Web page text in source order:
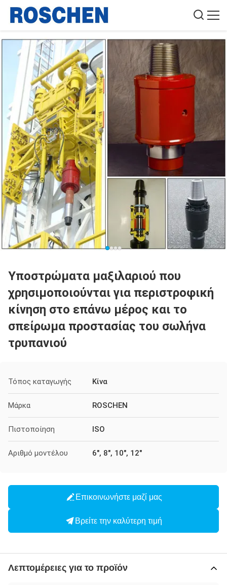
Υποστρώματα μαξιλαριού που
χρησιμοποιούνται για περιστροφική
κίνηση στο επάνω μέρος και το
σπείρωμα προστασίας του σωλήνα
τρυπανιού
Τόπος καταγωγής Κίνα
Μάρκα ROSCHEN
Πιστοποίηση ISO
Αριθμό μοντέλου 6", 8", 10", 12"
Επικοινωνήστε μαζί μας
Βρείτε την καλύτερη τιμή
Λεπτομέρειες για το προϊόν